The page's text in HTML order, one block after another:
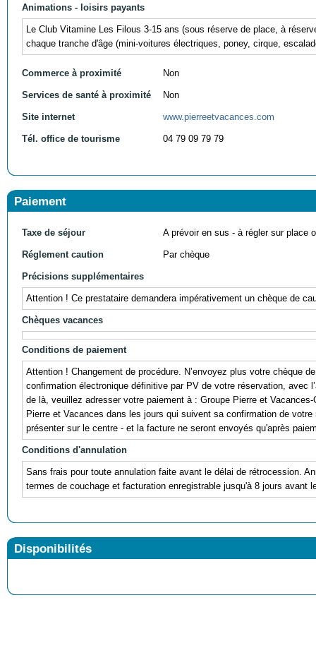
Animations - loisirs payants
Le Club Vitamine Les Filous 3-15 ans (sous réserve de place, à
chaque tranche d'âge (mini-voitures électriques, poney, cirque,
Commerce à proximité Non
Services de santé à proximité Non
Site internet www.pierreetvacances.com
Tél. office de tourisme 04 79 09 79 79
Paiement
Taxe de séjour A prévoir en sus - à régler sur place
Réglement caution Par chèque
Précisions supplémentaires
Attention ! Ce prestataire demandera impérativement un chèque de
Chèques vacances
Conditions de paiement
Attention ! Changement de procédure. N’envoyez plus votre chèque
confirmation électronique définitive par PV de votre réservation, avec
de là, veuillez adresser votre paiement à : Groupe Pierre et
Pierre et Vacances dans les jours qui suivent sa confirmation de
présenter sur le centre - et la facture ne seront envoyés qu'après
Conditions d'annulation
Sans frais pour toute annulation faite avant le délai de rétrocession.
termes de couchage et facturation enregistrable jusqu'à 8 jours avant
Disponibilités